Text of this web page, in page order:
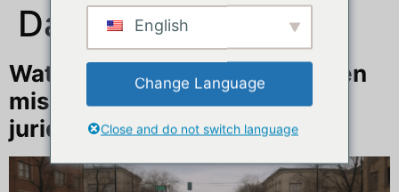
Dag: 21 juni 2025
Wat te doen als je dashcam een
misdrijf vastlegt? Ethische en
juridische gids
English
Change Language
Close and do not switch language